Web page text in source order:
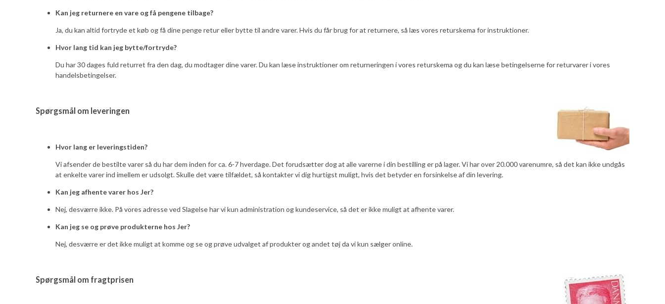
Kan jeg returnere en vare og få pengene tilbage?
Ja, du kan altid fortryde et køb og få dine penge retur eller bytte til andre varer. Hvis du får brug for at returnere, så læs vores returskema for instruktioner.
Hvor lang tid kan jeg bytte/fortryde?
Du har 30 dages fuld returret fra den dag, du modtager dine varer. Du kan læse instruktioner om returneringen i vores returskema og du kan læse betingelserne for returvarer i vores
handelsbetingelser.
Spørgsmål om leveringen
Hvor lang er leveringstiden?
Vi afsender de bestilte varer så du har dem inden for ca. 6-7 hverdage. Det forudsætter dog at alle varerne i din bestilling er på lager. Vi har over 20.000 varenumre, så det kan ikke undgås
at enkelte varer ind imellem er udsolgt. Skulle det være tilfældet, så kontakter vi dig hurtigst muligt, hvis det betyder en forsinkelse af din levering.
Kan jeg afhente varer hos Jer?
Nej, desværre ikke. På vores adresse ved Slagelse har vi kun administration og kundeservice, så det er ikke muligt at afhente varer.
Kan jeg se og prøve produkterne hos Jer?
Nej, desværre er det ikke muligt at komme og se og prøve udvalget af produkter og andet tøj da vi kun sælger online.
Spørgsmål om fragtprisen